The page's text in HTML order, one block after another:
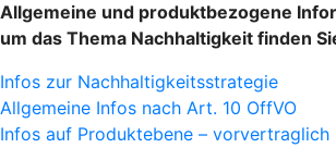
Allgemeine und produktbezogene
um das Thema Nachhaltigkeit finden
Infos zur Nachhaltigkeitsstrategie
Allgemeine Infos nach Art. 10 OffVO
Infos auf Produktebene – vorvertraglich